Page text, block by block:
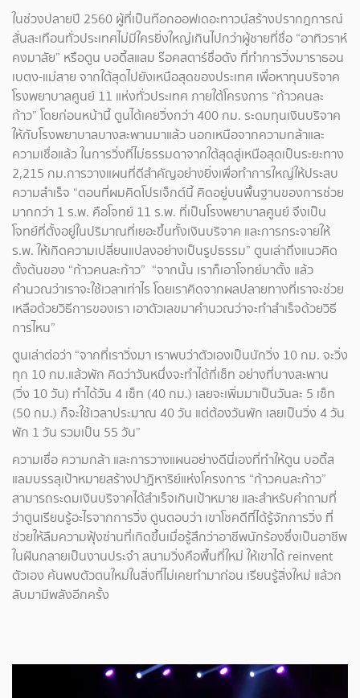
ในช่วงปลายปี 2560 ผู้ที่เป็นท๊อกออฟเดอะทาวน์สร้างปรากฎการณ์
สั่นสะเทือนทั่วประเทศไม่มีใครยิ่งใหญ่เกินไปกว่าผู้ชายที่ชื่อ “อาทิวราห์
คงมาลัย” หรือตูน บอดี้สแลม ร๊อคสตาร์ชื่อดัง ที่ทำการวิ่งมาราธอน
เบตง-แม่สาย จากใต้สุดไปยังเหนือสุดของประเทศ เพื่อหาทุนบริจาค
โรงพยาบาลศูนย์ 11 แห่งทั่วประเทศ ภายใต้โครงการ “ก้าวคนละ
ก้าว” โดยก่อนหน้านี้ ตูนได้เคยวิ่งกว่า 400 กม. ระดมทุนเงินบริจาค
ให้กับโรงพยาบาลบางสะพานมาแล้ว นอกเหนือจากความกล้าและ
ความเชื่อแล้ว ในการวิ่งที่ไม่ธรรมดาจากใต้สุดสู่เหนือสุดเป็นระยะทาง
2,215 กม.การวางแผนที่ดีสำคัญอย่างยิ่งเพื่อทำการใหญ่ให้ประสบ
ความสำเร็จ “ตอนที่ผมคิดโปรเจ็กต์นี้ คิดอยู่บนพื้นฐานของการช่วย
มากกว่า 1 ร.พ. คือโจทย์ 11 ร.พ. ที่เป็นโรงพยาบาลศูนย์ จึงเป็น
โจทย์ที่ตั้งอยู่ในปริมาณที่เยอะขึ้นทั้งเงินบริจาค และการกระจายให้
ร.พ. ให้เกิดความเปลี่ยนแปลงอย่างเป็นรูปธรรม” ตูนเล่าถึงแนวคิด
ตั้งต้นของ “ก้าวคนละก้าว” “จากนั้น เราก็เอาโจทย์มาตั้ง แล้ว
คำนวณว่าเราจะใช้เวลาเท่าไร โดยเราคิดจากผลปลายทางที่เราจะช่วย
เหลือด้วยวิธีการของเรา เอาตัวเลขมาคำนวณว่าจะทำสำเร็จด้วยวิธี
การไหน”
ตูนเล่าต่อว่า “จากที่เราวิ่งมา เราพบว่าตัวเองเป็นนักวิ่ง 10 กม. จะวิ่ง
ทุก 10 กม.แล้วพัก คิดว่าวันหนึ่งจะทำได้กี่เซ็ท อย่างที่บางสะพาน
(วิ่ง 10 วัน) ทำได้วัน 4 เซ็ท (40 กม.) เลยจะเพิ่มมาเป็นวันละ 5 เซ็ท
(50 กม.) ก็จะใช้เวลาประมาณ 40 วัน แต่ต้องวันพัก เลยเป็นวิ่ง 4 วัน
พัก 1 วัน รวมเป็น 55 วัน”
ความเชื่อ ความกล้า และการวางแผนอย่างดีนี่เองที่ทำให้ตูน บอดี้ส
แลมบรรลุเป้าหมายสร้างปาฏิหาริย์แห่งโครงการ “ก้าวคนละก้าว”
สามารถระดมเงินบริจาคได้สำเร็จเกินเป้าหมาย และสำหรับคำถามที่
ว่าตูนเรียนรู้อะไรจากการวิ่ง ตูนตอบว่า เขาโชคดีที่ได้รู้จักการวิ่ง ที่
ช่วยให้ลืมความฟุ้งซ่านที่เกิดขึ้นเมื่อรู้สึกว่าอาชีพนักร้องซึ่งเป็นอาชีพ
ในฝันกลายเป็นงานประจำ สนามวิ่งคือพื้นที่ใหม่ ให้เขาได้ reinvent
ตัวเอง ค้นพบตัวตนใหม่ในสิ่งที่ไม่เคยทำมาก่อน เรียนรู้สิ่งใหม่ แล้วก
ลับมามีพลังอีกครั้ง